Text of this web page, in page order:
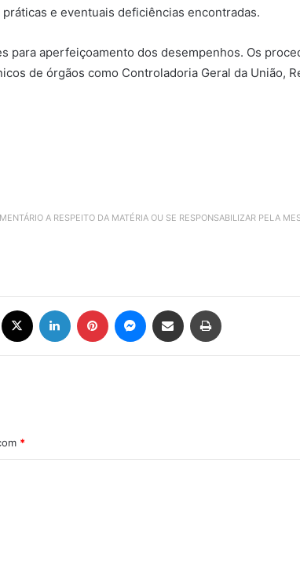
e eventuais deficiências encontradas.
para aperfeiçoamento dos desempenhos. Os
de órgãos como Controladoria Geral da União,
A RESPEITO DA MATÉRIA OU SE RESPONSABILIZAR PELA
*